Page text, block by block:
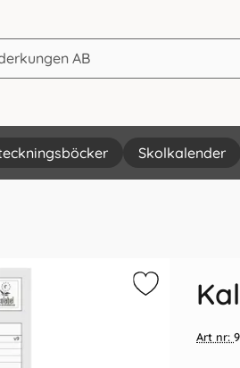
Skolkalender
Vi rekommenderar
Art nr: